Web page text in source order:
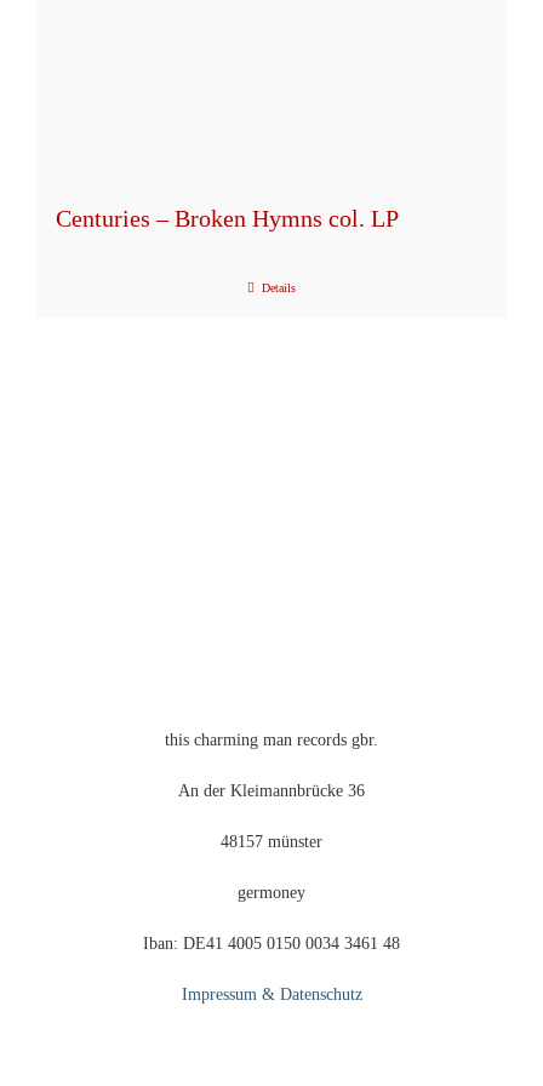
Centuries – Broken Hymns col. LP
Details
this charming man records gbr.
An der Kleimannbrücke 36
48157 münster
germoney
Iban: DE41 4005 0150 0034 3461 48
Impressum & Datenschutz